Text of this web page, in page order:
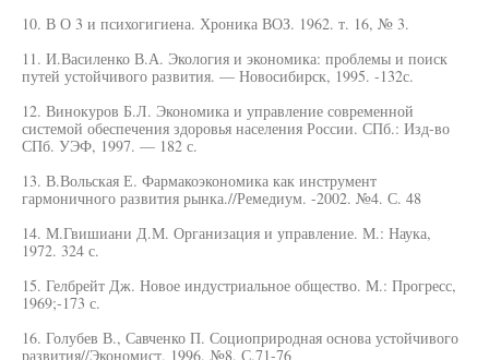
10. В О 3 и психогигиена. Хроника ВОЗ. 1962. т. 16, № 3.
11. И.Василенко В.А. Экология и экономика: проблемы и поиск
путей устойчивого развития. — Новосибирск, 1995. -132с.
12. Винокуров Б.Л. Экономика и управление современной
системой обеспечения здоровья населения России. СПб.: Изд-во
СПб. УЭФ, 1997. — 182 с.
13. В.Вольская Е. Фармакоэкономика как инструмент
гармоничного развития рынка.//Ремедиум. -2002. №4. С. 48
14. М.Гвишиани Д.М. Организация и управление. М.: Наука,
1972. 324 с.
15. Гелбрейт Дж. Новое индустриальное общество. М.: Прогресс,
1969;-173 с.
16. Голубев В., Савченко П. Социоприродная основа устойчивого
развития//Экономист. 1996. №8. С.71-76